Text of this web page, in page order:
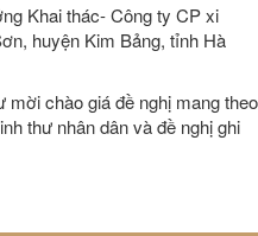
Khai thác- Công ty CP xi
huyện Kim Bảng, tỉnh Hà
chào giá đề nghị mang theo
thư nhân dân và đề nghị ghi